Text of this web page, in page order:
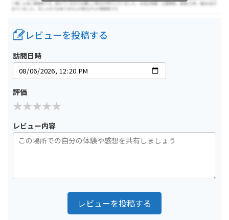
レビューを投稿する
訪問日時
評価
レビュー内容
レビューを投稿する